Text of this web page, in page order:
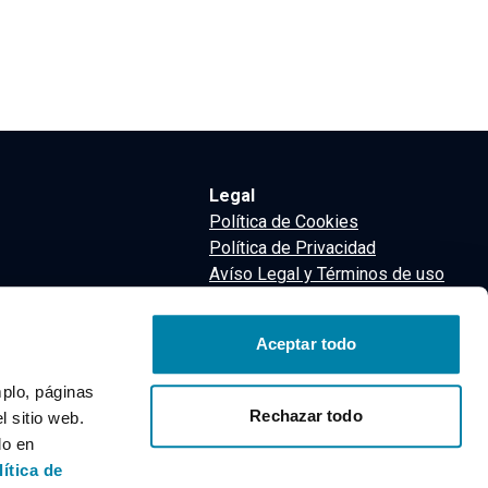
páginas
sitio web.
en
de
Aceptar todo
Rechazar todo
Legal
Política de Cookies
Política de Privacidad
Avíso Legal y Términos de uso